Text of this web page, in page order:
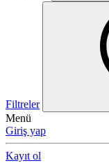
Filtreler
Menü
Giriş yap
Kayıt ol